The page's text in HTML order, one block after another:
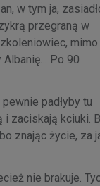
w tym ja,
przegraną w
mimo
Albanię… Po 90
padłyby tu
i zaciskają kciuki.
znając życie, za
nie brakuje.